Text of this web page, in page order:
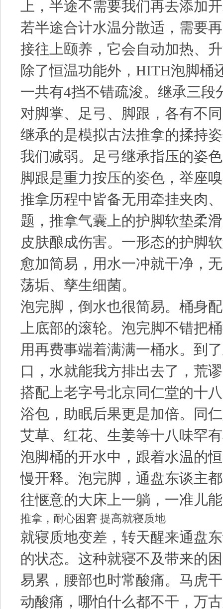
上，半途不需要我们再去添加
若半途合计水温分散适，需要
接往上颐养，它会自动加热、
除了恒温功能外，HITH泡脚桶
一共有4挡不错疏浚。继承三段
对脚掌、足弓、脚跟，各有不
继承的是模拟古法推拿的揉持
我们减弱。足弓继承指压的姿
脚跟是重力按压的姿色，举座
推拿历程中皆备无用牵挂夹肉
题，推拿气囊上的护脚软垫柔
皮肤酿成伤害。一形态的护脚
愈加简易，用水一冲就干净，
荡垢、孳生细菌。
泡完脚，倒水也很简易。桶身
上底部的滚轮。泡完脚不错把
用再费事端着满满一桶水。到
口，水就能我方排出去了，荒
搭配上老字号北京同仁堂的十
浴包，助眠后果更是加倍。同
艾草、红花、生姜等十八味罕
泡脚桶的开水中，跟着水温的
慢开释。泡完脚，通盘东谈主
往惬意的大床上一躺，一准儿
推拿，耐心困窘 提高就寝质地
就寝质地变差，转天醒来通盘
的状态。这种就寝不及带来的
易累，腰部也时常酸痛。马虎
动酸痛，哪怕什么都不干，万